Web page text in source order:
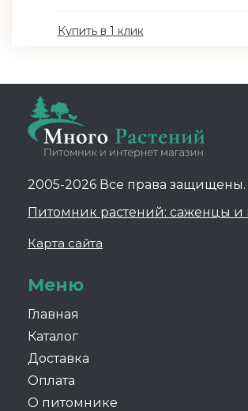
Купить в 1 клик
2005-2026 Все права защищены.
Питомник растений: саженцы
Карта сайта
Меню
Главная
Каталог
Доставка
Оплата
О питомнике